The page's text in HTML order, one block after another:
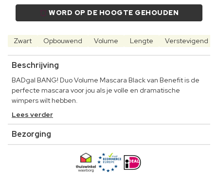
WORD OP DE HOOGTE GEHOUDEN
Zwart Opbouwend Volume Lengte Verstevigend
Beschrijving
BADgal BANG! Duo Volume Mascara Black van Benefit is de
perfecte mascara voor jou als je volle en dramatische
wimpers wilt hebben.
Lees verder
Bezorging